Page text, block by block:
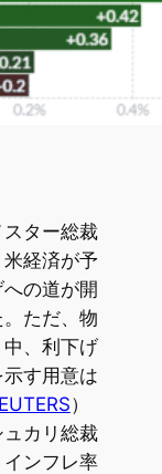
ター総裁
米経済が予
の道が開
ただ、物
、利下げ
す用意は
）
カリ総裁
インフレ率